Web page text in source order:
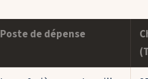
Poste de dépense